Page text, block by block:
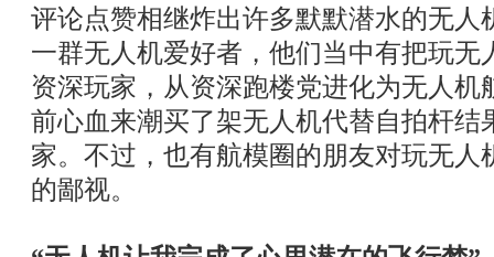
评论点赞相继炸出许多默默潜水的无人
一群无人机爱好者，他们当中有把玩无
资深玩家，从资深跑楼党进化为无人机
前心血来潮买了架无人机代替自拍杆结
家。不过，也有航模圈的朋友对玩无人
的鄙视。